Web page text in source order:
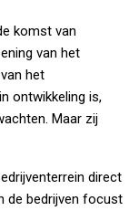
komst van
van het
het
ontwikkeling is,
Maar zij
direct
de bedrijven focust